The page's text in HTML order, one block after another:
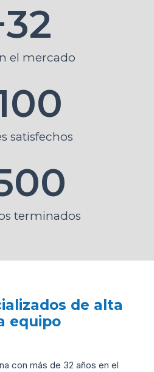
el mercado
32
satisfechos
terminados
de alta
equipo
con más de 32 años en el